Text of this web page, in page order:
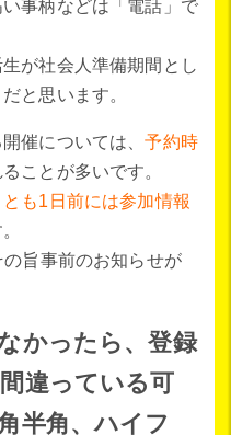
事柄などは「電話」で
が社会人準備期間とし
と思います。
催については、予約時
ことが多いです。
も1日前には参加情報
旨事前のお知らせが
かったら、登録
違っている可
半角、ハイフ